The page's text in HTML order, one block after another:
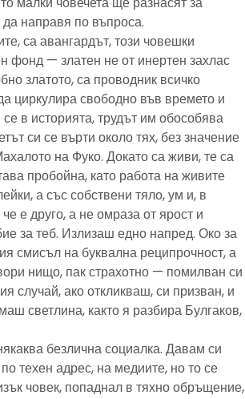
направя по въпроса.
са авангардът, този човешки
фонд — златен не от инертен захлас
златото, са проводник всичко
циркулира свободно във времето и
в историята, трудът им обособява
си се върти около тях, без значение
на Фуко. Докато са живи, те са
пробойна, като работа на живите
а със собствени тяло, ум и, в
е друго, а не омраза от ярост и
за теб. Излизаш едно напред. Око за
смисъл на буквална реципрочност, а
нищо, пак страхотно — помилван си
случай, ако откликваш, си призван, и
светлина, както я разбира Булгаков,
безлична социалка. Давам си
техен адрес, на медиите, но то се
човек, попаднал в тяхно обръщение,